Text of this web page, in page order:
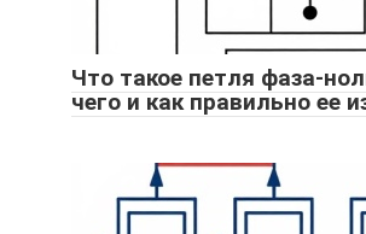
Что такое петля фаза-
чего и как правильно ее